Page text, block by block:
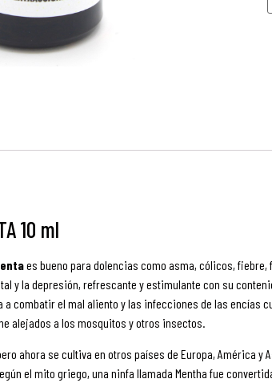
10 ml
es bueno para dolencias como asma, cólicos, fiebre,
y la depresión, refrescante y estimulante con su
combatir el mal aliento y las infecciones de las encí­as
alejados a los mosquitos y otros insectos.
ahora se cultiva en otros paí­ses de Europa, América
el mito griego, una ninfa llamada Mentha fue